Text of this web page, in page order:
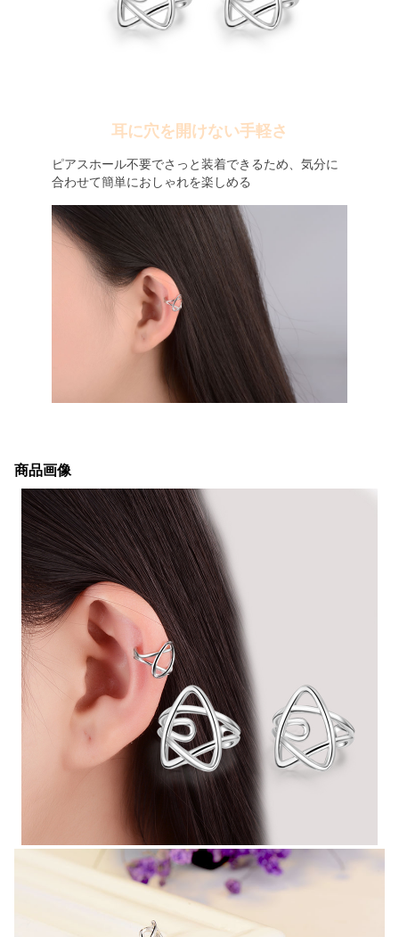
耳に穴を開けない手軽さ
ピアスホール不要でさっと装着できるため、気分に
合わせて簡単におしゃれを楽しめる
商品画像